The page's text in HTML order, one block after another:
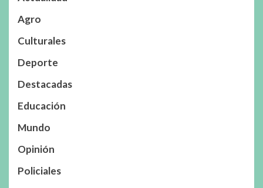
Agro
Culturales
Deporte
Destacadas
Educación
Mundo
Opinión
Policiales